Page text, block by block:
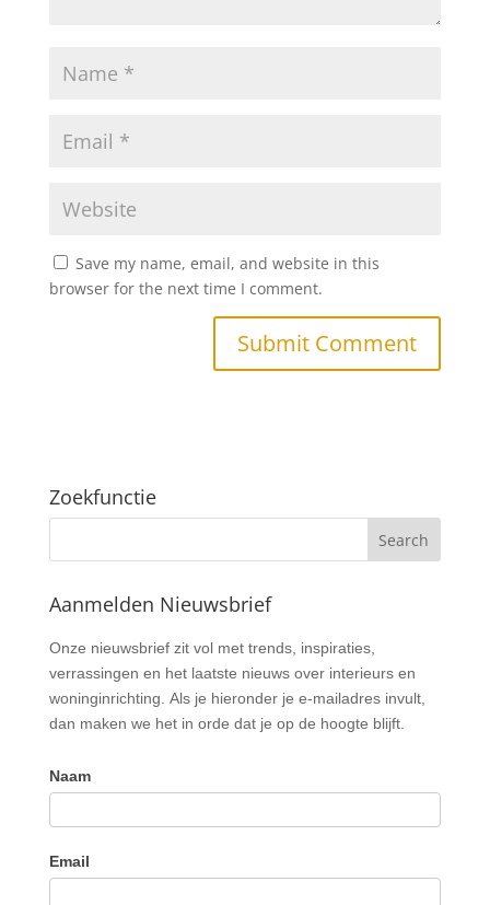
Save my name, email, and website in this
browser for the next time I comment.
Zoekfunctie
Aanmelden Nieuwsbrief
Onze nieuwsbrief zit vol met trends, inspiraties,
verrassingen en het laatste nieuws over interieurs en
woninginrichting. Als je hieronder je e-mailadres invult,
dan maken we het in orde dat je op de hoogte blijft.
Naam
Email